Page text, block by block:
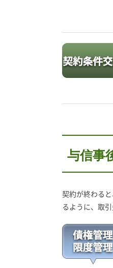
与信事
契約が終わる
るように、取